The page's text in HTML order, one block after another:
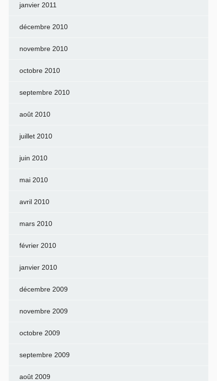
janvier 2011
décembre 2010
novembre 2010
octobre 2010
septembre 2010
août 2010
juillet 2010
juin 2010
mai 2010
avril 2010
mars 2010
février 2010
janvier 2010
décembre 2009
novembre 2009
octobre 2009
septembre 2009
août 2009